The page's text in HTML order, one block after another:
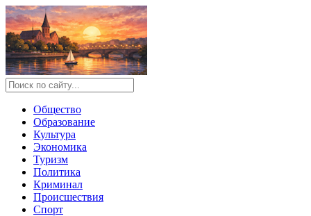
Общество
Образование
Культура
Экономика
Туризм
Политика
Криминал
Происшествия
Спорт